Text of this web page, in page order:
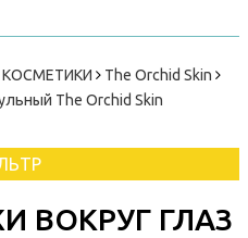
The Orchid Skin
The Orchid Skin
ВОКРУГ ГЛАЗ